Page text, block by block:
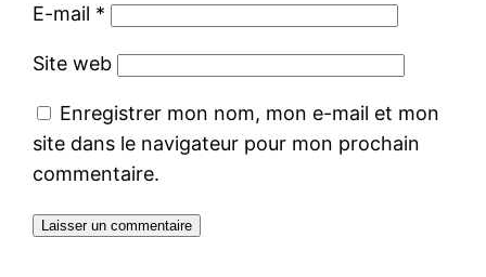
E-mail *
Site web
Enregistrer mon nom, mon e-mail et mon
site dans le navigateur pour mon prochain
commentaire.